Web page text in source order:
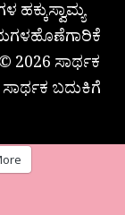
2026 ಸಾರ್ಥಕ
ಬದುಕಿಗೆ